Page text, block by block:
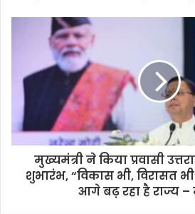
मुख्यमंत्री ने किया प्रवासी
शुभारंभ, “विकास भी, विरासत
आगे बढ़ रहा है राज्य –